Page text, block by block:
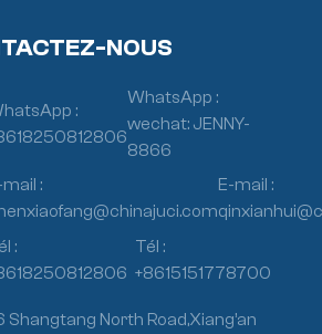
NOUS
:
WhatsApp :
wechat: JENNY-
8866
mail :
E-mail :
:
Tél :
+8615151778700
Shangtang North Road,Xiang’an